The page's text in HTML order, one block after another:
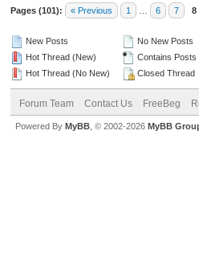
Pages (101): « Previous 1 6 7 8
New Posts
Hot Thread (New)
Hot Thread (No New)
No New Posts
Contains Posts
Closed Thread
Forum Team Contact Us FreeBeg
Powered By MyBB , © 2002-2026 MyBB